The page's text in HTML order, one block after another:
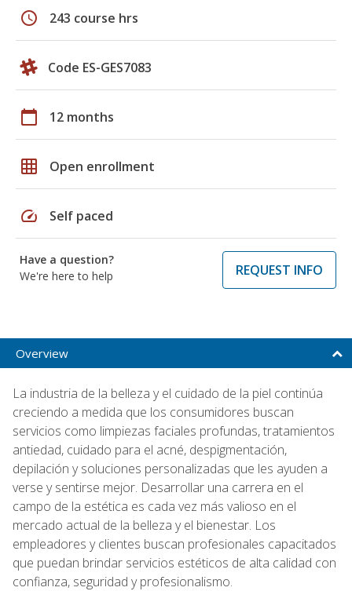
schedule 243 course hrs
Code ES-GES7083
calendar_today 12 months
grid_on Open enrollment
speed Self paced
Have a question?
We're here to help
REQUEST INFO
Overview
La industria de la belleza y el cuidado de la piel continúa
creciendo a medida que los consumidores buscan
servicios como limpiezas faciales profundas, tratamientos
antiedad, cuidado para el acné, despigmentación,
depilación y soluciones personalizadas que les ayuden a
verse y sentirse mejor. Desarrollar una carrera en el
campo de la estética es cada vez más valioso en el
mercado actual de la belleza y el bienestar. Los
empleadores y clientes buscan profesionales capacitados
que puedan brindar servicios estéticos de alta calidad con
confianza, seguridad y profesionalismo.